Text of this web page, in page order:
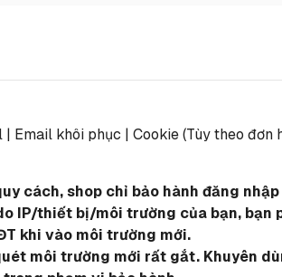
Email khôi phục | Cookie (Tùy theo đơn
cách, shop chỉ bảo hành đăng
IP/thiết bị/môi trường của bạn,
khi vào môi trường mới.
môi trường mới rất gắt. Khuyên